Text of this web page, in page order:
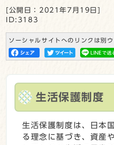
[公開日：2021年7月19日]
ID:3183
ソーシャルサイトへのリンクは別
生活保護制度
生活保護制度は、日本
る理念に基づき、資産